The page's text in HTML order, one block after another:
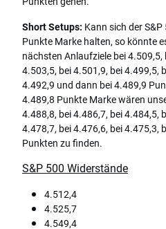
Short Setups: Kann sich der
Punkte Marke halten, so könnte
nächsten Anlaufziele bei 4.509,5,
4.503,5, bei 4.501,9, bei 4.499,5,
4.492,9 und dann bei 4.489,9
4.489,8 Punkte Marke wären
4.488,8, bei 4.486,7, bei 4.484,5,
4.478,7, bei 4.476,6, bei 4.475,3,
Punkten zu finden.
S&P 500 Widerstände
4.512,4
4.525,7
4.549,4